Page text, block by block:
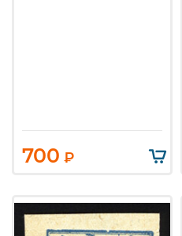
700 ₽